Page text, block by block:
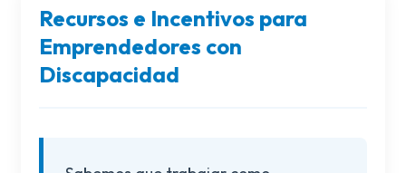
Recursos e Incentivos para
Emprendedores con
Discapacidad